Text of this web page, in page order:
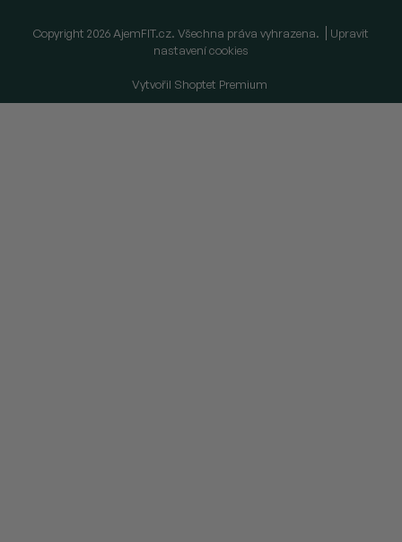
Vytvořil Shoptet Premium
Copyright 2026AjemFIT.cz. Všechna práva vyhrazena.
Upravit
nastavení cookies